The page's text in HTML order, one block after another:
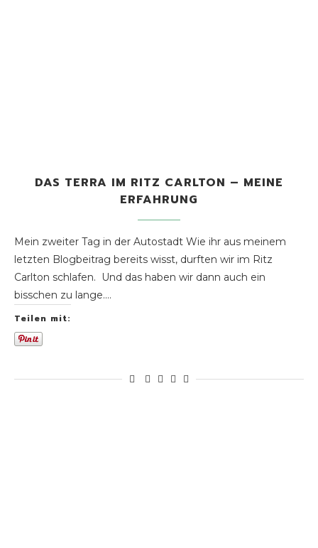
DAS TERRA IM RITZ CARLTON – MEINE
ERFAHRUNG
Mein zweiter Tag in der Autostadt Wie ihr aus meinem
letzten Blogbeitrag bereits wisst, durften wir im Ritz
Carlton schlafen. Und das haben wir dann auch ein
bisschen zu lange.…
Teilen mit: